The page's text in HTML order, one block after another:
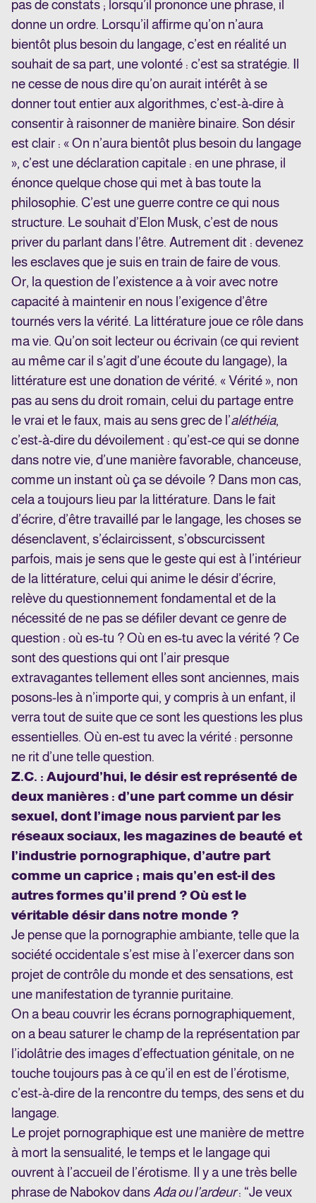
pas de constats ; lorsqu’il prononce une phrase, il
donne un ordre. Lorsqu’il affirme qu’on n’aura
bientôt plus besoin du langage, c’est en réalité un
souhait de sa part, une volonté : c’est sa stratégie. Il
ne cesse de nous dire qu’on aurait intérêt à se
donner tout entier aux algorithmes, c’est-à-dire à
consentir à raisonner de manière binaire. Son désir
est clair : « On n’aura bientôt plus besoin du langage
», c’est une déclaration capitale : en une phrase, il
énonce quelque chose qui met à bas toute la
philosophie. C’est une guerre contre ce qui nous
structure. Le souhait d’Elon Musk, c’est de nous
priver du parlant dans l’être. Autrement dit : devenez
les esclaves que je suis en train de faire de vous.
Or, la question de l’existence a à voir avec notre
capacité à maintenir en nous l’exigence d’être
tournés vers la vérité. La littérature joue ce rôle dans
ma vie. Qu’on soit lecteur ou écrivain (ce qui revient
au même car il s’agit d’une écoute du langage), la
littérature est une donation de vérité. « Vérité », non
pas au sens du droit romain, celui du partage entre
le vrai et le faux, mais au sens grec de l’aléthéia,
c’est-à-dire du dévoilement : qu’est-ce qui se donne
dans notre vie, d’une manière favorable, chanceuse,
comme un instant où ça se dévoile ? Dans mon cas,
cela a toujours lieu par la littérature. Dans le fait
d’écrire, d’être travaillé par le langage, les choses se
désenclavent, s’éclaircissent, s’obscurcissent
parfois, mais je sens que le geste qui est à l’intérieur
de la littérature, celui qui anime le désir d’écrire,
relève du questionnement fondamental et de la
nécessité de ne pas se défiler devant ce genre de
question : où es-tu ? Où en es-tu avec la vérité ? Ce
sont des questions qui ont l’air presque
extravagantes tellement elles sont anciennes, mais
posons-les à n’importe qui, y compris à un enfant, il
verra tout de suite que ce sont les questions les plus
essentielles. Où en-est tu avec la vérité : personne
ne rit d’une telle question.
Z.C. : Aujourd’hui, le désir est représenté de
deux manières : d’une part comme un désir
sexuel, dont l’image nous parvient par les
réseaux sociaux, les magazines de beauté et
l’industrie pornographique, d’autre part
comme un caprice ; mais qu’en est-il des
autres formes qu’il prend ? Où est le
véritable désir dans notre monde ?
Je pense que la pornographie ambiante, telle que la
société occidentale s’est mise à l’exercer dans son
projet de contrôle du monde et des sensations, est
une manifestation de tyrannie puritaine.
On a beau couvrir les écrans pornographiquement,
on a beau saturer le champ de la représentation par
l’idolâtrie des images d’effectuation génitale, on ne
touche toujours pas à ce qu’il en est de l’érotisme,
c’est-à-dire de la rencontre du temps, des sens et du
langage.
Le projet pornographique est une manière de mettre
à mort la sensualité, le temps et le langage qui
ouvrent à l’accueil de l’érotisme. Il y a une très belle
phrase de Nabokov dansAda ou l’ardeur: “Je veux